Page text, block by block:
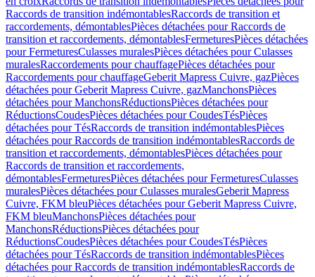
Raccords de transition indémontablesRaccords de transition et
raccordements, démontablesPièces détachées pour Raccords de
transition et raccordements, démontablesFermeturesPièces détachées
pour FermeturesCulasses muralesPièces détachées pour Culasses
muralesRaccordements pour chauffagePièces détachées pour
Raccordements pour chauffageGeberit Mapress Cuivre, gazPièces
détachées pour Geberit Mapress Cuivre, gazManchonsPièces
détachées pour ManchonsRéductionsPièces détachées pour
RéductionsCoudesPièces détachées pour CoudesTésPièces
détachées pour TésRaccords de transition indémontablesPièces
détachées pour Raccords de transition indémontablesRaccords de
transition et raccordements, démontablesPièces détachées pour
Raccords de transition et raccordements,
démontablesFermeturesPièces détachées pour FermeturesCulasses
muralesPièces détachées pour Culasses muralesGeberit Mapress
Cuivre, FKM bleuPièces détachées pour Geberit Mapress Cuivre,
FKM bleuManchonsPièces détachées pour
ManchonsRéductionsPièces détachées pour
RéductionsCoudesPièces détachées pour CoudesTésPièces
détachées pour TésRaccords de transition indémontablesPièces
détachées pour Raccords de transition indémontablesRaccords de